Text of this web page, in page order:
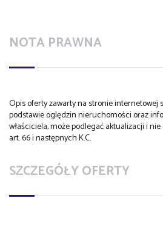
NOTA PRAWNA
Opis oferty zawarty na stronie internetowej
podstawie oględzin nieruchomości oraz
właściciela, może podlegać aktualizacji i
art. 66 i następnych K.C.
SZCZEGÓŁY OFERTY